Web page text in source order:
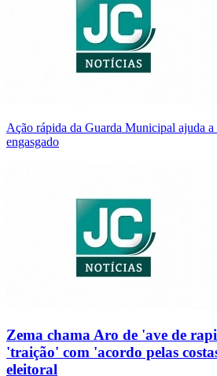
Ação rápida da Guarda Municipal ajuda a
engasgado
Zema chama Aro de 'ave de
'traição' com 'acordo pelas
eleitoral